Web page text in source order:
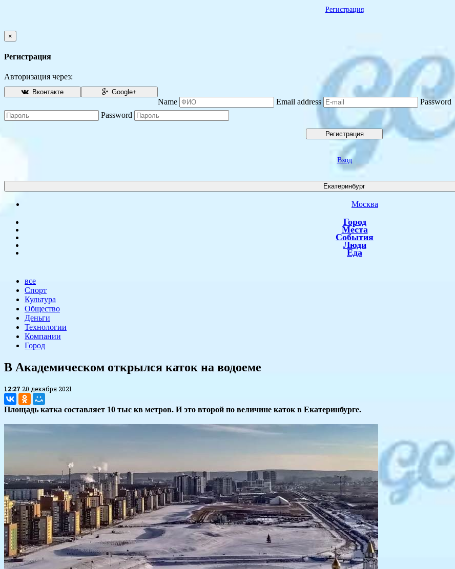
Регистрация
×
Регистрация
Авторизация через:
Вконтакте Google+
Name Email address
Password
Password
Регистрация
Вход
Екатеринбург
Москва
Город
Места
События
Люди
Еда
все
Спорт
Культура
Общество
Деньги
Технологии
Компании
Город
В Академическом открылся каток на водоеме
12:27 20 декабря 2021
Площадь катка составляет 10 тыс кв метров. И это второй по величине каток в Екатеринбурге.